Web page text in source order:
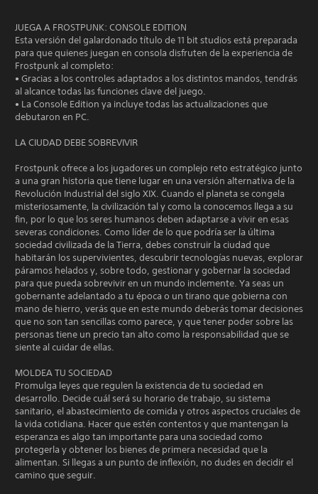
JUEGA A FROSTPUNK: CONSOLE EDITION
Esta versión del galardonado título de 11 bit studios está preparada
para que quienes juegan en consola disfruten de la experiencia de
Frostpunk al completo:
• Gracias a los controles adaptados a los distintos mandos, tendrás
al alcance todas las funciones clave del juego.
• La Console Edition ya incluye todas las actualizaciones que
debutaron en PC.
LA CIUDAD DEBE SOBREVIVIR
Frostpunk ofrece a los jugadores un complejo reto estratégico junto
a una gran historia que tiene lugar en una versión alternativa de la
Revolución Industrial del siglo XIX. Cuando el planeta se congela
misteriosamente, la civilización tal y como la conocemos llega a su
fin, por lo que los seres humanos deben adaptarse a vivir en esas
severas condiciones. Como líder de lo que podría ser la última
sociedad civilizada de la Tierra, debes construir la ciudad que
habitarán los supervivientes, descubrir tecnologías nuevas, explorar
páramos helados y, sobre todo, gestionar y gobernar la sociedad
para que pueda sobrevivir en un mundo inclemente. Ya seas un
gobernante adelantado a tu época o un tirano que gobierna con
mano de hierro, verás que en este mundo deberás tomar decisiones
que no son tan sencillas como parece, y que tener poder sobre las
personas tiene un precio tan alto como la responsabilidad que se
siente al cuidar de ellas.
MOLDEA TU SOCIEDAD
Promulga leyes que regulen la existencia de tu sociedad en
desarrollo. Decide cuál será su horario de trabajo, su sistema
sanitario, el abastecimiento de comida y otros aspectos cruciales de
la vida cotidiana. Hacer que estén contentos y que mantengan la
esperanza es algo tan importante para una sociedad como
protegerla y obtener los bienes de primera necesidad que la
alimentan. Si llegas a un punto de inflexión, no dudes en decidir el
camino que seguir.